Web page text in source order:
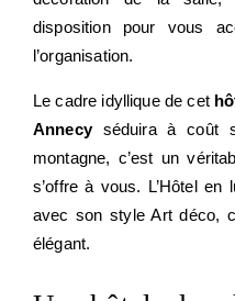
disposition pour vous
l’organisation.
Le cadre idyllique de cet
Annecyséduira à coût
montagne, c’est un
s’offre à vous. L’Hôtel en
avec son style Art déco,
élégant.